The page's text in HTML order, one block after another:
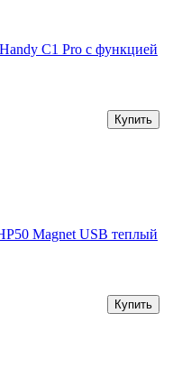
C1 Pro с функцией
Купить
Magnet USB теплый
Купить